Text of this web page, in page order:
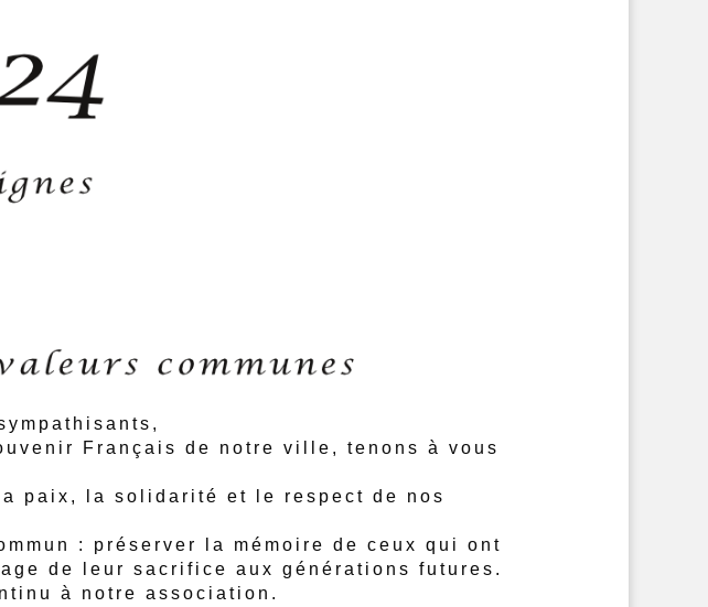
Français de notre ville, tenons à vous
paix, la solidarité et le respect de nos
: préserver la mémoire de ceux qui ont
de leur sacrifice aux générations futures.
à notre association.